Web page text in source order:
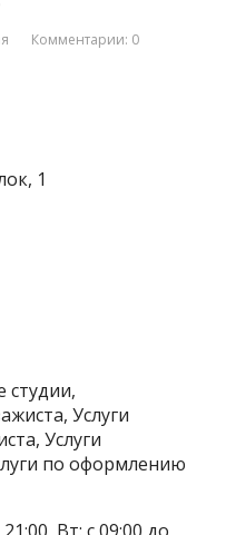
Комментарии: 0
1
студии,
Услуги
Услуги
по оформлению